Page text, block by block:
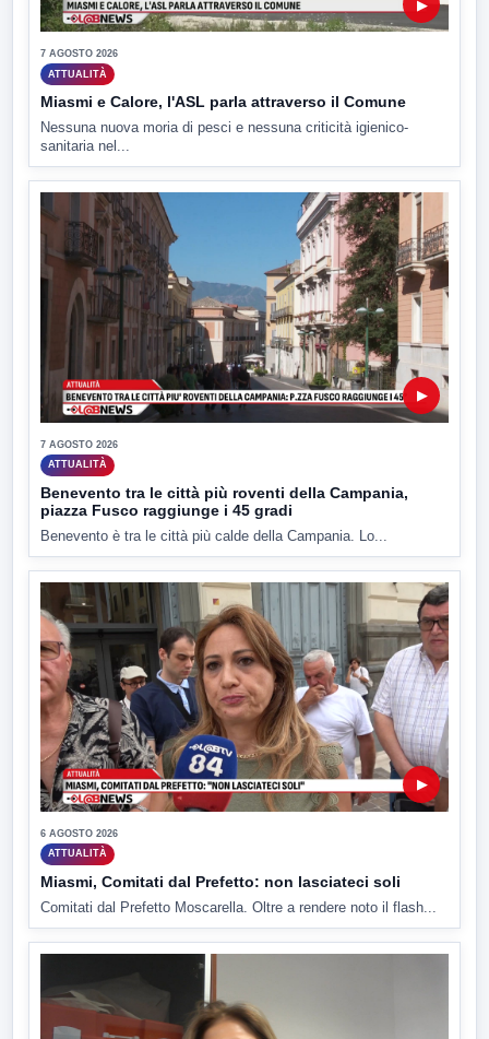
▶
7 AGOSTO 2026
ATTUALITÀ
Miasmi e Calore, l'ASL parla attraverso il Comune
Nessuna nuova moria di pesci e nessuna criticità igienico-
sanitaria nel...
▶
7 AGOSTO 2026
ATTUALITÀ
Benevento tra le città più roventi della Campania,
piazza Fusco raggiunge i 45 gradi
Benevento è tra le città più calde della Campania. Lo...
▶
6 AGOSTO 2026
ATTUALITÀ
Miasmi, Comitati dal Prefetto: non lasciateci soli
Comitati dal Prefetto Moscarella. Oltre a rendere noto il flash...